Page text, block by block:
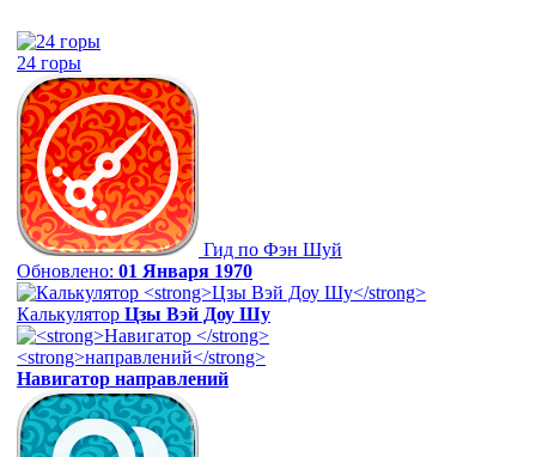
24 горы
Гид по Фэн Шуй
Обновлено: 01 Января 1970
Калькулятор Цзы Вэй Доу Шу
Навигатор направлений